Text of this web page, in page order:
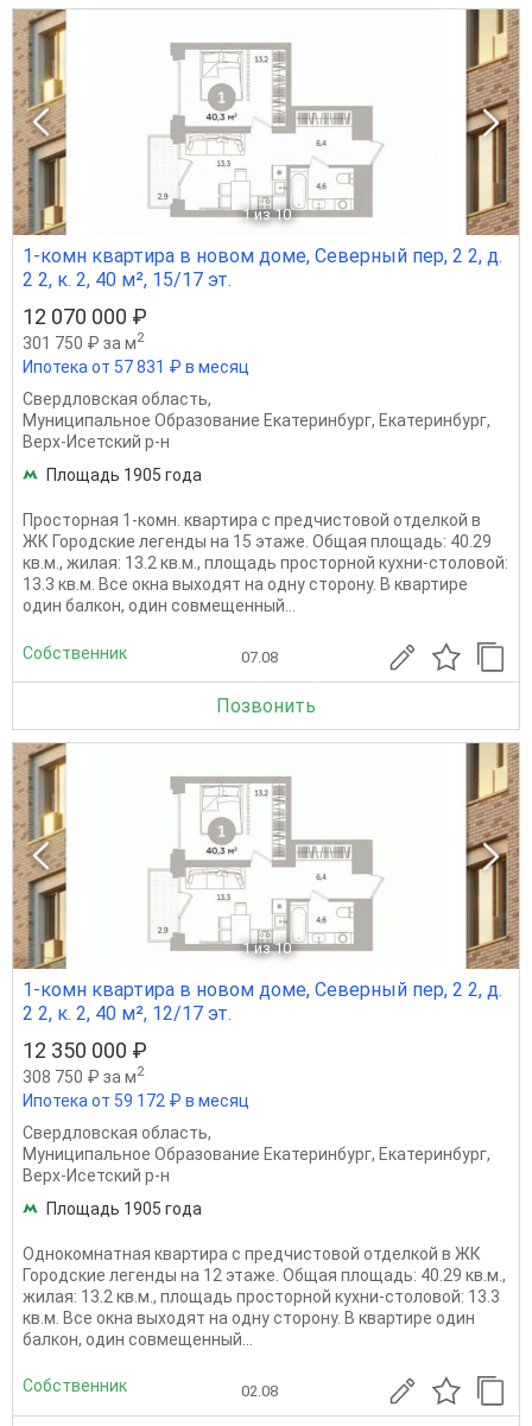
1 из 10
1-комн квартира в новом доме, Северный пер, 2 2, д.
2 2, к. 2, 40 м², 15/17 эт.
12 070 000 ₽
301 750 ₽ за м2
Ипотека от 57 831 ₽ в месяц
Свердловская область,
Муниципальное Образование Екатеринбург, Екатеринбург,
Верх-Исетский р-н
Площадь 1905 года
Просторная 1-комн. квартира с предчистовой отделкой в
ЖК Городские легенды на 15 этаже. Общая площадь: 40.29
кв.м., жилая: 13.2 кв.м., площадь просторной кухни-столовой:
13.3 кв.м. Все окна выходят на одну сторону. В квартире
один балкон, один совмещенный...
Собственник 07.08
Позвонить
1 из 10
1-комн квартира в новом доме, Северный пер, 2 2, д.
2 2, к. 2, 40 м², 12/17 эт.
12 350 000 ₽
308 750 ₽ за м2
Ипотека от 59 172 ₽ в месяц
Свердловская область,
Муниципальное Образование Екатеринбург, Екатеринбург,
Верх-Исетский р-н
Площадь 1905 года
Однокомнатная квартира с предчистовой отделкой в ЖК
Городские легенды на 12 этаже. Общая площадь: 40.29 кв.м.,
жилая: 13.2 кв.м., площадь просторной кухни-столовой: 13.3
кв.м. Все окна выходят на одну сторону. В квартире один
балкон, один совмещенный...
Собственник 02.08